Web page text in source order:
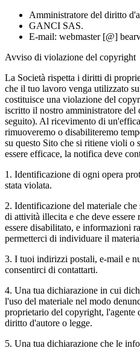
Amministratore del diritto
GANCI SAS.
E-mail: webmaster [@]
Avviso di violazione del copyright
La Società rispetta i diritti di
che il tuo lavoro venga utilizzato
costituisce una violazione del
iscritto il nostro amministratore
seguito). Al ricevimento di
rimuoveremo o disabiliteremo
su questo Sito che si ritiene violi o
essere efficace, la notifica deve
1. Identificazione di ogni opera
stata violata.
2. Identificazione del materiale
di attività illecita e che deve essere
essere disabilitato, e informazioni
permetterci di individuare il
3. I tuoi indirizzi postali, e-mail e
consentirci di contattarti.
4. Una tua dichiarazione in cui
l'uso del materiale nel modo
proprietario del copyright, l'agente
diritto d'autore o legge.
5. Una tua dichiarazione che le